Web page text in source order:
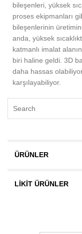
bileşenleri, yüksek
proses ekipmanları
bileşenlerinin
anda, yüksek
katmanlı imalat
biri haline geldi. 3D
daha hassas
karşılayabiliyor.
ÜRÜNLER
LIKIT ÜRÜNLER